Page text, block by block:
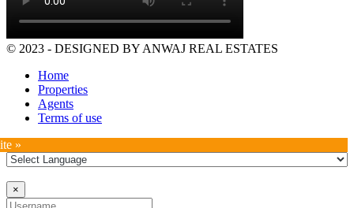
© 2023 - DESIGNED BY ANWAJ REAL ESTATES
Home
Properties
Agents
Terms of use
»
×